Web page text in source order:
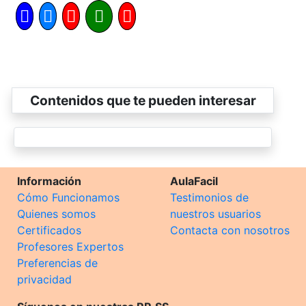
Contenidos que te pueden interesar
Información
Cómo Funcionamos
Quienes somos
Certificados
Profesores Expertos
Preferencias de
privacidad
AulaFacil
Testimonios de
nuestros usuarios
Contacta con nosotros